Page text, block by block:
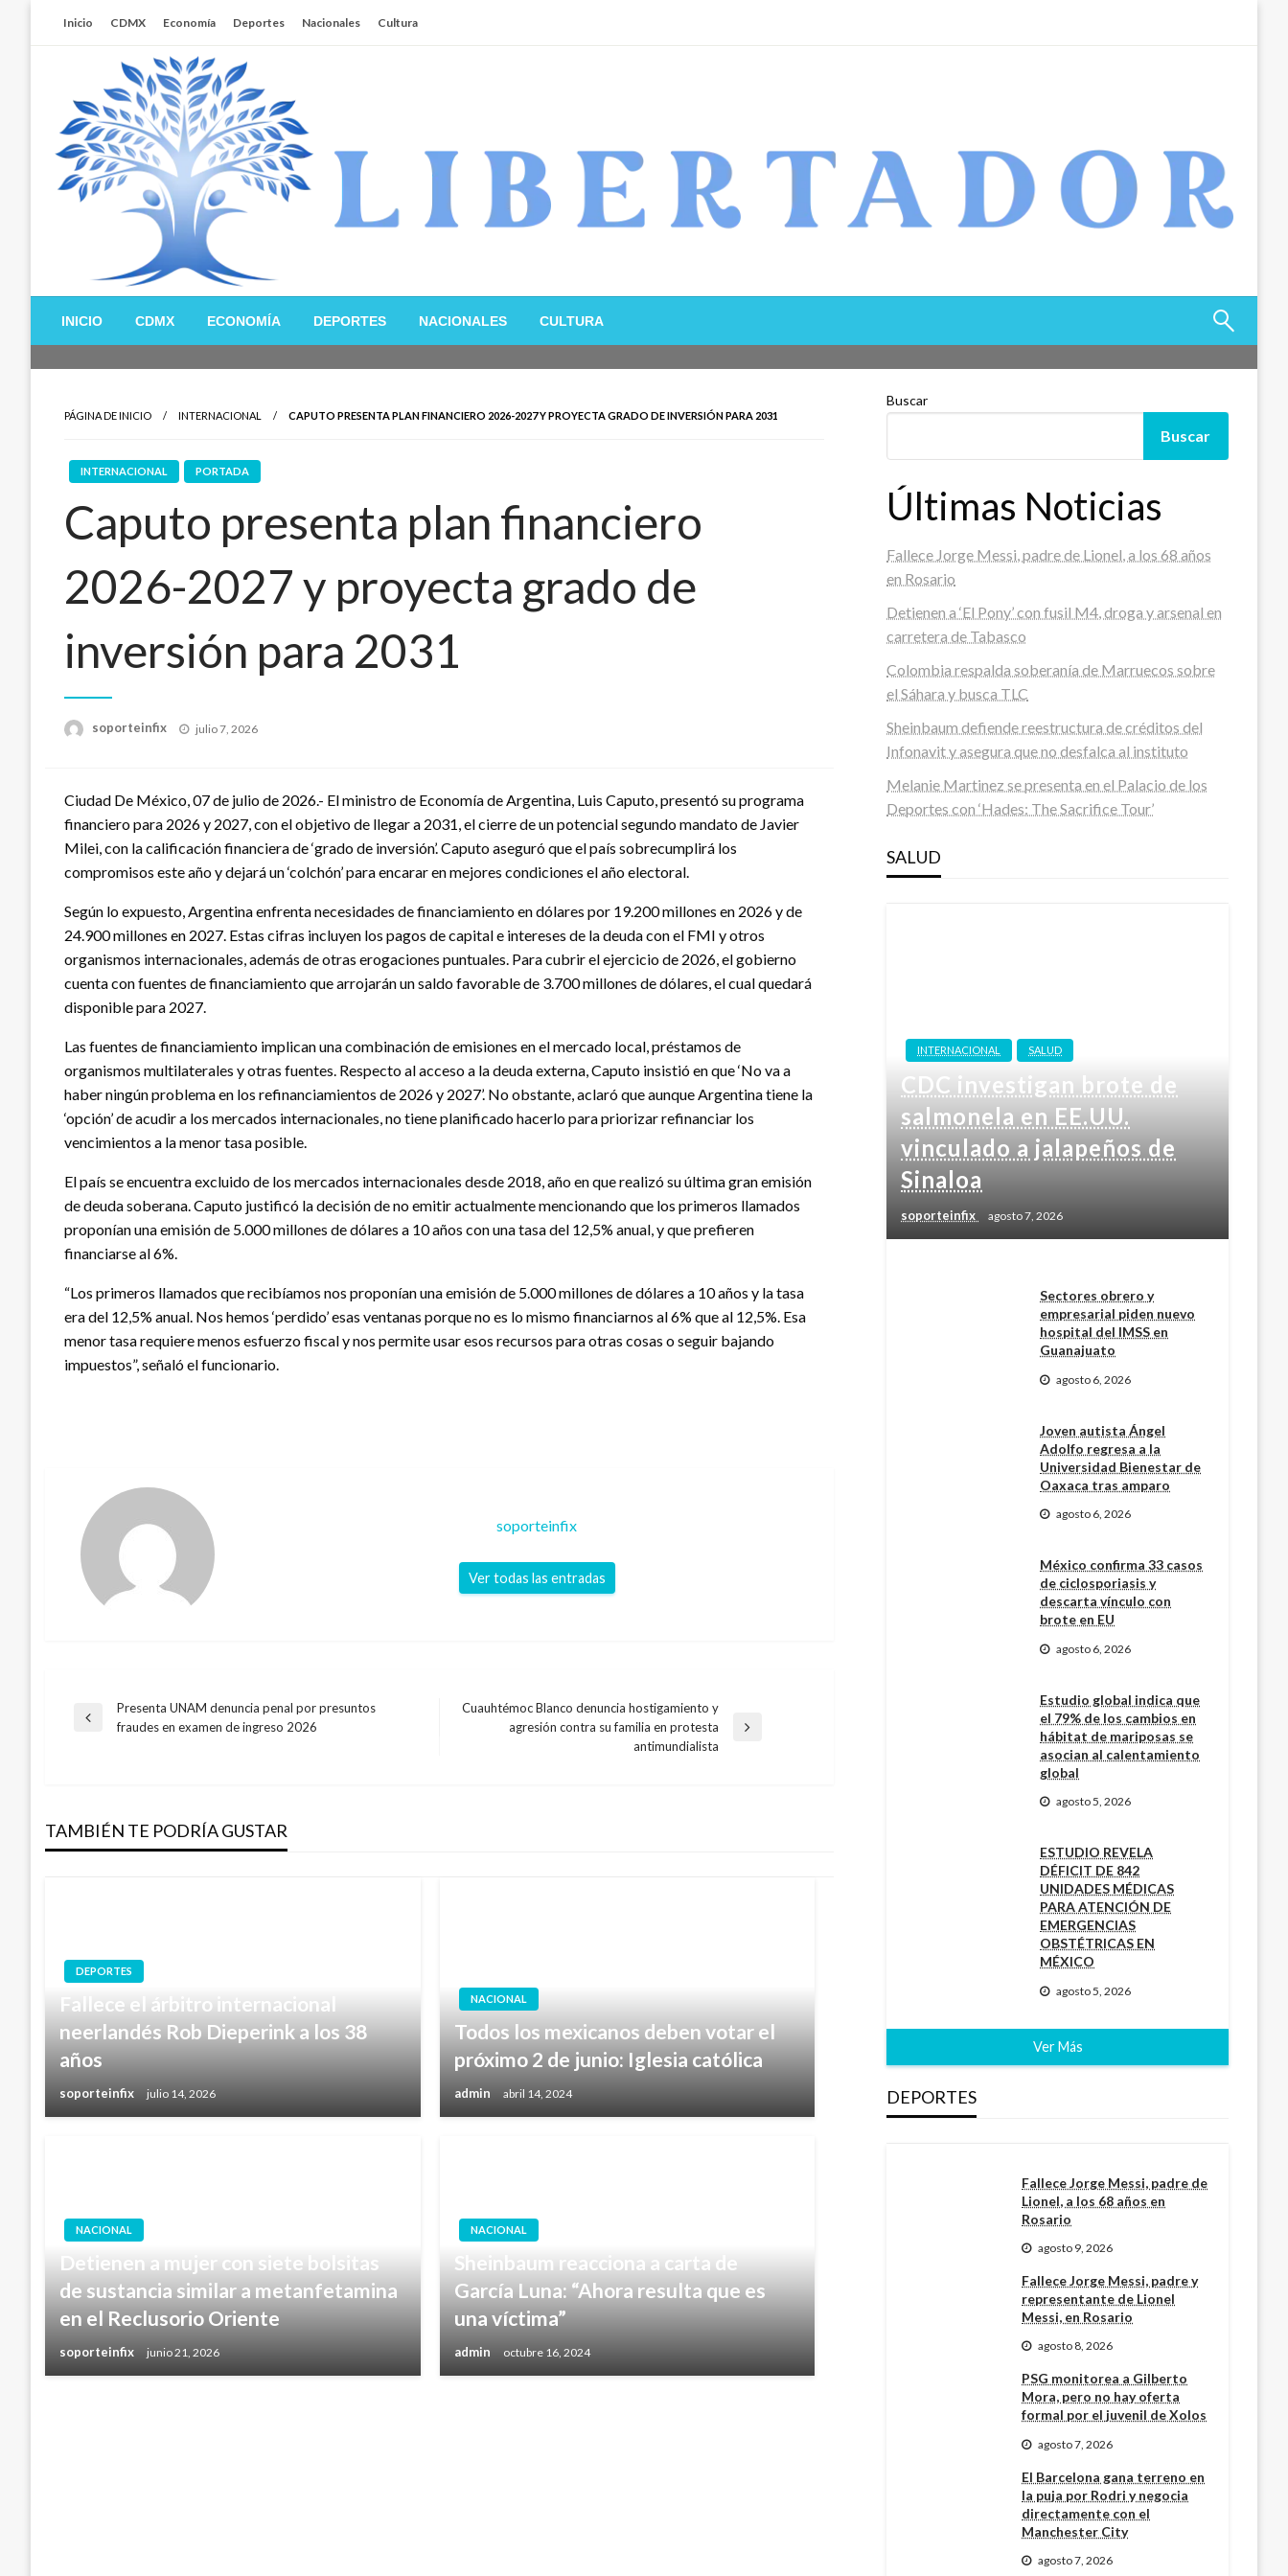
Inicio CDMX Economía Deportes Nacionales Cultura
Libertador MX
INICIO CDMX ECONOMÍA DEPORTES NACIONALES CULTURA
PÁGINA DE INICIO INTERNACIONAL CAPUTO PRESENTA PLAN FINANCIERO 2026-2027 Y PROYECTA GRADO DE INVERSIÓN PARA 2031
INTERNACIONAL PORTADA
Caputo presenta plan financiero
2026-2027 y proyecta grado de
inversión para 2031
soporteinfix
Publicado
julio 7, 2026
Ciudad De México, 07 de julio de 2026.- El ministro de Economía de Argentina, Luis Caputo, presentó su programa
financiero para 2026 y 2027, con el objetivo de llegar a 2031, el cierre de un potencial segundo mandato de Javier
Milei, con la calificación financiera de ‘grado de inversión’. Caputo aseguró que el país sobrecumplirá los
compromisos este año y dejará un ‘colchón’ para encarar en mejores condiciones el año electoral.
Según lo expuesto, Argentina enfrenta necesidades de financiamiento en dólares por 19.200 millones en 2026 y de
24.900 millones en 2027. Estas cifras incluyen los pagos de capital e intereses de la deuda con el FMI y otros
organismos internacionales, además de otras erogaciones puntuales. Para cubrir el ejercicio de 2026, el gobierno
cuenta con fuentes de financiamiento que arrojarán un saldo favorable de 3.700 millones de dólares, el cual quedará
disponible para 2027.
Las fuentes de financiamiento implican una combinación de emisiones en el mercado local, préstamos de
organismos multilaterales y otras fuentes. Respecto al acceso a la deuda externa, Caputo insistió en que ‘No va a
haber ningún problema en los refinanciamientos de 2026 y 2027’. No obstante, aclaró que aunque Argentina tiene la
‘opción’ de acudir a los mercados internacionales, no tiene planificado hacerlo para priorizar refinanciar los
vencimientos a la menor tasa posible.
El país se encuentra excluido de los mercados internacionales desde 2018, año en que realizó su última gran emisión
de deuda soberana. Caputo justificó la decisión de no emitir actualmente mencionando que los primeros llamados
proponían una emisión de 5.000 millones de dólares a 10 años con una tasa del 12,5% anual, y que prefieren
financiarse al 6%.
“Los primeros llamados que recibíamos nos proponían una emisión de 5.000 millones de dólares a 10 años y la tasa
era del 12,5% anual. Nos hemos ‘perdido’ esas ventanas porque no es lo mismo financiarnos al 6% que al 12,5%. Esa
menor tasa requiere menos esfuerzo fiscal y nos permite usar esos recursos para otras cosas o seguir bajando
impuestos”, señaló el funcionario.
soporteinfix
Ver todas las entradas
Navegación
entradas
Entrada
Presenta UNAM denuncia penal por presuntos
fraudes en examen de ingreso 2026
Cuauhtémoc Blanco denuncia hostigamiento y
agresión contra su familia en protesta
antimundialista
TAMBIÉN TE PODRÍA GUSTAR
DEPORTES
Fallece el árbitro internacional
neerlandés Rob Dieperink a los 38
años
soporteinfix julio 14, 2026
NACIONAL
Todos los mexicanos deben votar el
próximo 2 de junio: Iglesia católica
admin abril 14, 2024
NACIONAL
Detienen a mujer con siete bolsitas
de sustancia similar a metanfetamina
en el Reclusorio Oriente
soporteinfix junio 21, 2026
NACIONAL
Sheinbaum reacciona a carta de
García Luna: “Ahora resulta que es
una víctima”
admin octubre 16, 2024
Buscar
Buscar
Últimas Noticias
Fallece Jorge Messi, padre de Lionel, a los 68 años
en Rosario
Detienen a ‘El Pony’ con fusil M4, droga y arsenal en
carretera de Tabasco
Colombia respalda soberanía de Marruecos sobre
el Sáhara y busca TLC
Sheinbaum defiende reestructura de créditos del
Infonavit y asegura que no desfalca al instituto
Melanie Martinez se presenta en el Palacio de los
Deportes con ‘Hades: The Sacrifice Tour’
SALUD
INTERNACIONAL SALUD
CDC investigan brote de
salmonela en EE.UU.
vinculado a jalapeños de
Sinaloa
soporteinfix agosto 7, 2026
Sectores obrero y
empresarial piden nuevo
hospital del IMSS en
Guanajuato
agosto 6, 2026
Joven autista Ángel
Adolfo regresa a la
Universidad Bienestar de
Oaxaca tras amparo
agosto 6, 2026
México confirma 33 casos
de ciclosporiasis y
descarta vínculo con
brote en EU
agosto 6, 2026
Estudio global indica que
el 79% de los cambios en
hábitat de mariposas se
asocian al calentamiento
global
agosto 5, 2026
ESTUDIO REVELA
DÉFICIT DE 842
UNIDADES MÉDICAS
PARA ATENCIÓN DE
EMERGENCIAS
OBSTÉTRICAS EN
MÉXICO
agosto 5, 2026
Ver Más
DEPORTES
Fallece Jorge Messi, padre de
Lionel, a los 68 años en
Rosario
agosto 9, 2026
Fallece Jorge Messi, padre y
representante de Lionel
Messi, en Rosario
agosto 8, 2026
PSG monitorea a Gilberto
Mora, pero no hay oferta
formal por el juvenil de Xolos
agosto 7, 2026
El Barcelona gana terreno en
la puja por Rodri y negocia
directamente con el
Manchester City
agosto 7, 2026